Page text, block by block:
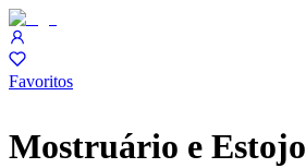
Favoritos
Mostruário e Estojo